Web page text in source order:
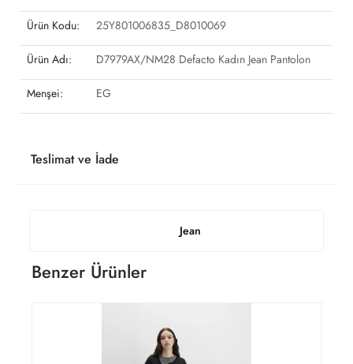
Jean
Ürün Kodu: 25Y801006835_D8010069
Ürün Adı: D7979AX/NM28 Defacto Kadın Jean Pantolon
Menşei: EG
Teslimat ve İade
Benzer Ürünler